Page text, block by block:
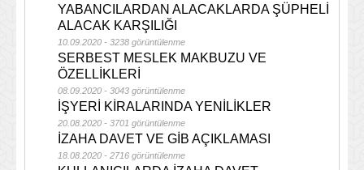
YABANCILARDAN ALACAKLARDA ŞÜPHELİ
ALACAK KARŞILIĞI
10.09.2020 - 3238 görüntülenme
SERBEST MESLEK MAKBUZU VE
ÖZELLİKLERİ
08.09.2020 - 3043 görüntülenme
İŞYERİ KİRALARINDA YENİLİKLER
20.08.2020 - 3701 görüntülenme
İZAHA DAVET VE GİB AÇIKLAMASI
18.08.2020 - 2716 görüntülenme